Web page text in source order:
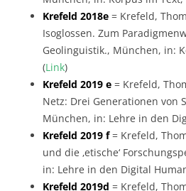
Krefeld 2018e = Krefeld,
Isoglossen. Zum
Geolinguistik., München, in:
(Link)
Krefeld 2019 e = Krefeld,
Netz: Drei Generationen von
München, in: Lehre in den
Krefeld 2019 f= Krefeld,
und die ‚etische‘
in: Lehre in den Digital
Krefeld 2019d = Krefeld,